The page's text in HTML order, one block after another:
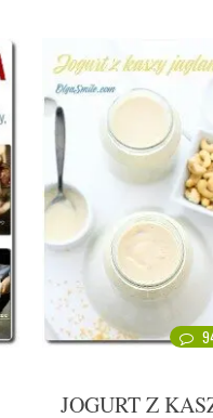
JOGURT Z